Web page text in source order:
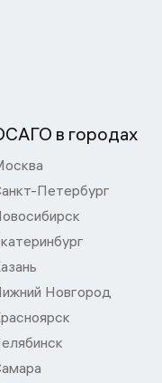
в городах
Петербург
Новгород